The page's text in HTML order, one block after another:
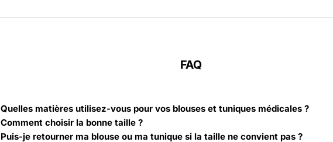
FAQ
Quelles matières utilisez-vous pour vos blouses et tuniques médicales ?
Comment choisir la bonne taille ?
Puis-je retourner ma blouse ou ma tunique si la taille ne convient pas ?